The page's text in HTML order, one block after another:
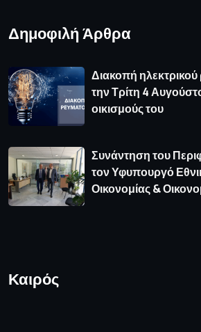
Δημοφιλή Άρθρα
Διακοπή
την Τρίτη 4
οικισμούς του
Συνάντηση του
τον Υφυπουργό
Οικονομίας &
Καιρός